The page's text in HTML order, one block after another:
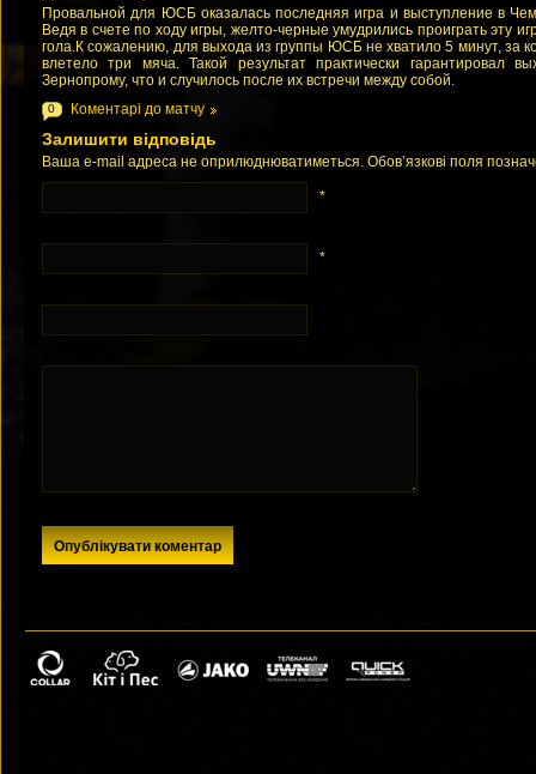
Провальной для ЮСБ оказалась последняя игра и выступление в
Ведя в счете по ходу игры, желто-черные умудрились проиграть эту
гола.К сожалению, для выхода из группы ЮСБ не хватило 5 минут, за
влетело три мяча. Такой результат практически гарантировал
Зернопрому, что и случилось после их встречи между собой.
0 Коментарі до матчу
Залишити відповідь
Ваша e-mail адреса не оприлюднюватиметься. Обов’язкові поля
*
*